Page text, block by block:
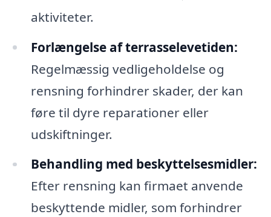
aktiviteter.
Forlængelse af terrasselevetiden:
Regelmæssig vedligeholdelse og
rensning forhindrer skader, der kan
føre til dyre reparationer eller
udskiftninger.
Behandling med beskyttelsesmidler:
Efter rensning kan firmaet anvende
beskyttende midler, som forhindrer